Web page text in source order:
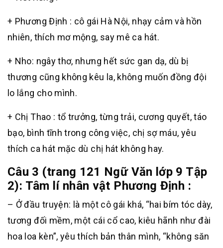
+ Phương Định : cô gái Hà Nội, nhạy cảm và hồn
nhiên, thích mơ mộng, say mê ca hát.
+ Nho: ngây thơ, nhưng hết sức gan dạ, dù bị
thương cũng không kêu la, không muốn đồng đội
lo lắng cho mình.
+ Chị Thao : tổ trưởng, từng trải, cương quyết, táo
bạo, bình tĩnh trong công việc, chị sợ máu, yêu
thích ca hát mặc dù chị hát không hay.
Câu 3 (trang 121 Ngữ Văn lớp 9 Tập
2): Tâm lí nhân vật Phương Định :
– Ở đầu truyện: là một cô gái khá, “hai bím tóc dày,
tương đối mềm, một cái cổ cao, kiêu hãnh như đài
hoa loa kèn”, yêu thích bản thân mình, “không săn